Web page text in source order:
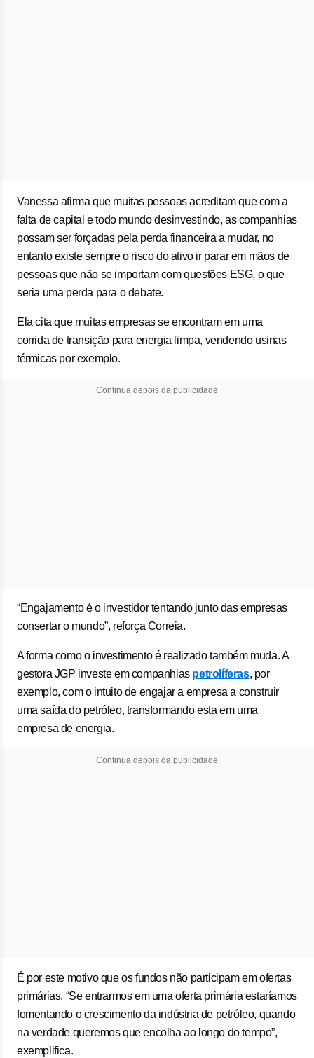
Vanessa afirma que muitas pessoas acreditam que com a
falta de capital e todo mundo desinvestindo, as companhias
possam ser forçadas pela perda financeira a mudar, no
entanto existe sempre o risco do ativo ir parar em mãos de
pessoas que não se importam com questões ESG, o que
seria uma perda para o debate.
Ela cita que muitas empresas se encontram em uma
corrida de transição para energia limpa, vendendo usinas
térmicas por exemplo.
Continua depois da publicidade
“Engajamento é o investidor tentando junto das empresas
consertar o mundo”, reforça Correia.
A forma como o investimento é realizado também muda. A
gestora JGP investe em companhias petrolíferas, por
exemplo, com o intuito de engajar a empresa a construir
uma saída do petróleo, transformando esta em uma
empresa de energia.
Continua depois da publicidade
É por este motivo que os fundos não participam em ofertas
primárias. “Se entrarmos em uma oferta primária estaríamos
fomentando o crescimento da indústria de petróleo, quando
na verdade queremos que encolha ao longo do tempo”,
exemplifica.